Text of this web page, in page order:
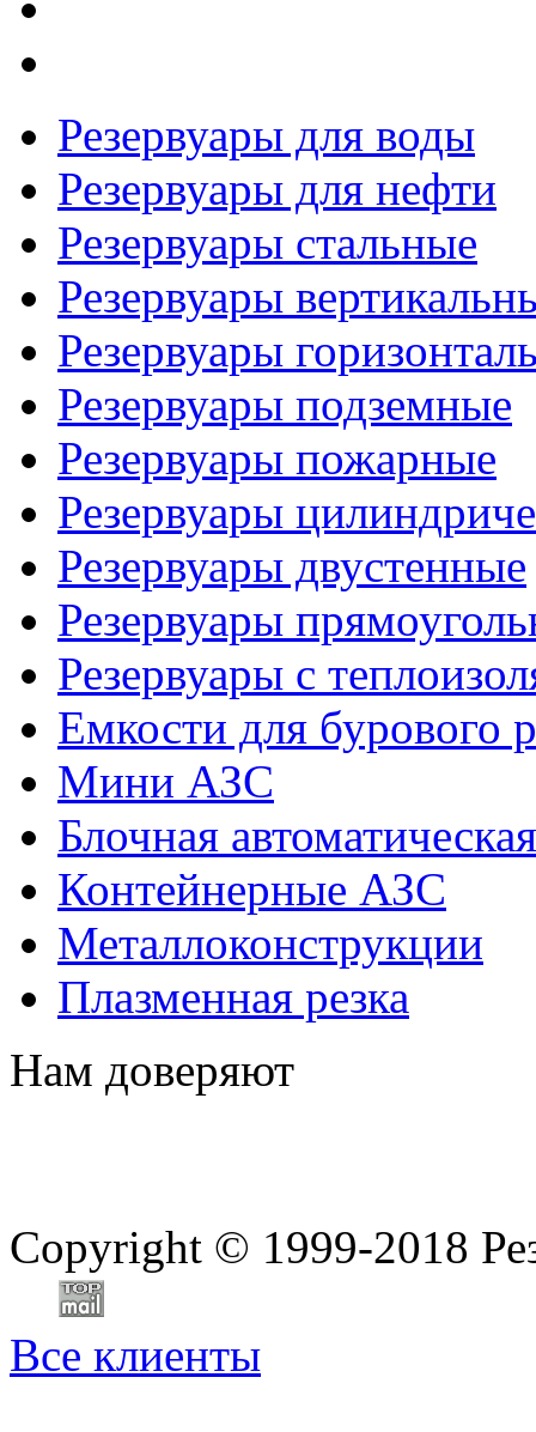
Резервуары для воды
Резервуары для нефти
Резервуары стальные
Резервуары
Резервуары
Резервуары подземные
Резервуары пожарные
Резервуары
Резервуары двустенные
Резервуары
Резервуары с
Емкости для бурового
Мини АЗС
Блочная
Контейнерные АЗС
Металлоконструкции
Плазменная резка
Нам доверяют
Copyright © 1999-2018
Все клиенты